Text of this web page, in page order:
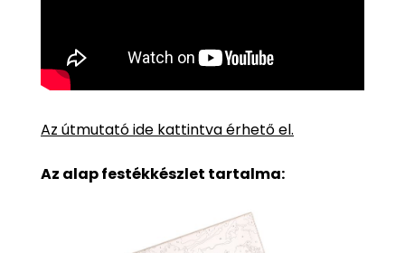
Az útmutató ide kattintva érhető el.
Az alap festékkészlet tartalma: